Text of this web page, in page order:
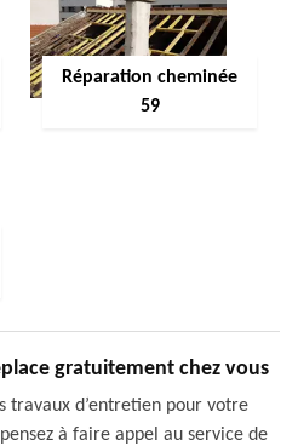
Réparation cheminée
59
gratuitement chez vous
travaux d’entretien pour votre
à faire appel au service de